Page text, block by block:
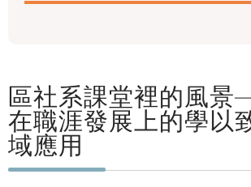
區社系課堂裡的風景
在職涯發展上的學以
域應用